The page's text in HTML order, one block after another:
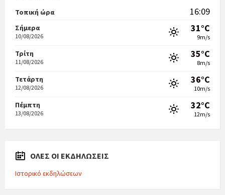
Τοπική ώρα 16:09
Σήμερα
10/08/2026
31°C
9m/s
Τρίτη
11/08/2026
35°C
8m/s
Τετάρτη
12/08/2026
36°C
10m/s
Πέμπτη
13/08/2026
32°C
12m/s
ΟΛΕΣ ΟΙ ΕΚΔΗΛΩΣΕΙΣ
Ιστορικό εκδηλώσεων